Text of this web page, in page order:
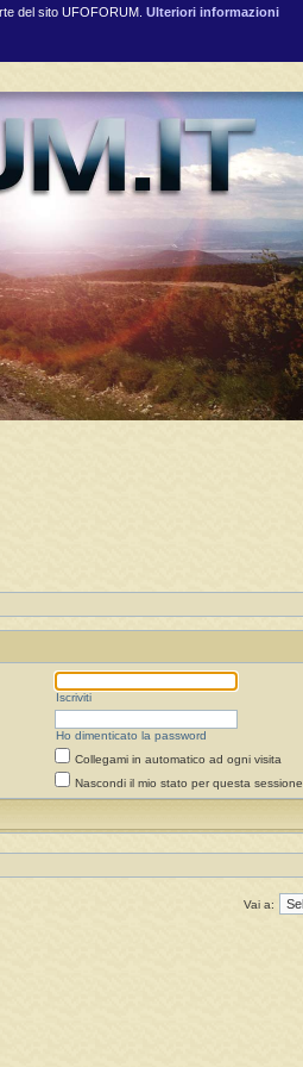
del sito UFOFORUM. Ulteriori informazioni
Iscriviti
Ho dimenticato la password
Collegami in automatico ad ogni visita
Nascondi il mio stato per questa sessione
Vai a: